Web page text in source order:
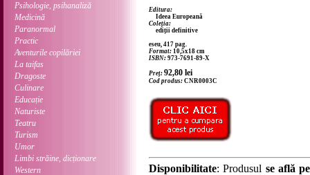
Psihologie, psihanaliză
Medicină
Paranormal
Practic
Aventurile copilăriei
La taifas
Dragoste
Culinare
Educație
Naturiste
Teatru
Turism
Umor
Limbi străine, dicționare
Western
Editura:
Ideea Europeană
Coleția:
ediții definitive
eseu, 417 pag.
Format: 10,5x18 cm
ISBN: 973-7691-89-X
Preț: 92,80 lei
Cod produs: CNR0003C
Disponibilitate: Produsul se află